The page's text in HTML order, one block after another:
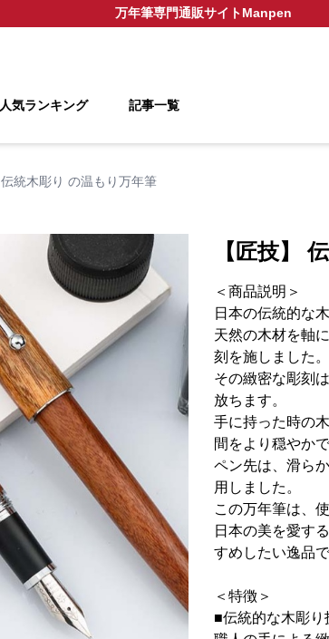
万年筆専門通販サイトManpen
人気ランキング 記事一覧
伝統木彫り の温もり万年筆
【匠技】
＜商品説明＞
日本の伝統的な
天然の木材を軸
刻を施しました。
その緻密な彫刻
放ちます。
手に持った時の
間をより穏やか
ペン先は、滑ら
用しました。
この万年筆は、
日本の美を愛す
すめしたい逸品で
＜特徴＞
■伝統的な木彫り